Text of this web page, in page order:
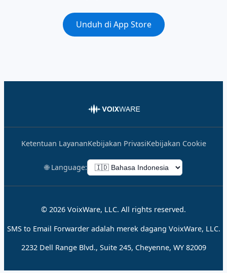
Unduh di App Store
Ketentuan LayananKebijakan PrivasiKebijakan Cookie
🌐 Language:
© 2026 VoixWare, LLC. All rights reserved.
SMS to Email Forwarder adalah merek dagang VoixWare, LLC.
2232 Dell Range Blvd., Suite 245, Cheyenne, WY 82009